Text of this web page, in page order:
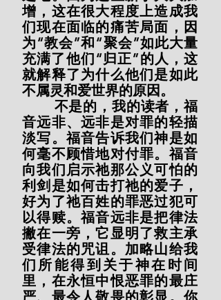
增，这在很大程度上造成我
们现在面临的痛苦局面，因
为“教会”和“聚会”如此大量
充满了他们“归正”的人，这
就解释了为什么他们是如此
不属灵和爱世界的原因。
不是的，我的读者，福
音远非、远非是对罪的轻描
淡写。福音告诉我们神是如
何毫不顾惜地对付罪。福音
向我们启示祂那公义可怕的
利剑是如何击打祂的爱子，
好为了祂百姓的罪恶过犯可
以得赎。福音远非是把律法
撇在一旁，它显明了救主承
受律法的咒诅。加略山给我
们所能得到关于神在时间
里，在永恒中恨恶罪的最庄
严、最令人敬畏的彰显。你